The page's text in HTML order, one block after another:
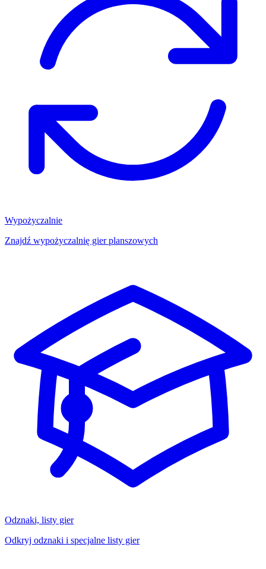
Wypożyczalnie
Znajdź wypożyczalnię gier planszowych
Odznaki, listy gier
Odkryj odznaki i specjalne listy gier